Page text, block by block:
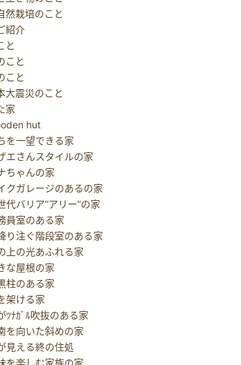
然栽培のこと
紹介
と
こと
こと
大震災のこと
家
hut
一望できる家
さんスタイルの家
ゃんの家
ガレージのあるの家
バリア”アリー”の家
室のある家
注ぐ階段室のある家
の光あふれる家
屋根の家
のある家
ける家
ｶﾞﾙ吹抜のある家
向いた斜めの家
える終の住処
楽しむ家族の家